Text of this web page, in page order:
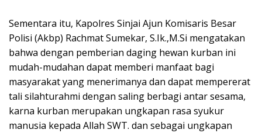
Sementara itu, Kapolres Sinjai Ajun Komisaris Besar
Polisi (Akbp) Rachmat Sumekar, S.Ik.,M.Si mengatakan
bahwa dengan pemberian daging hewan kurban ini
mudah-mudahan dapat memberi manfaat bagi
masyarakat yang menerimanya dan dapat mempererat
tali silahturahmi dengan saling berbagi antar sesama,
karna kurban merupakan ungkapan rasa syukur
manusia kepada Allah SWT. dan sebagai ungkapan